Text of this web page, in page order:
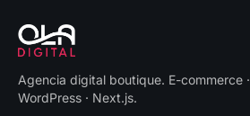
Agencia digital boutique. E-commerce ·
WordPress · Next.js.